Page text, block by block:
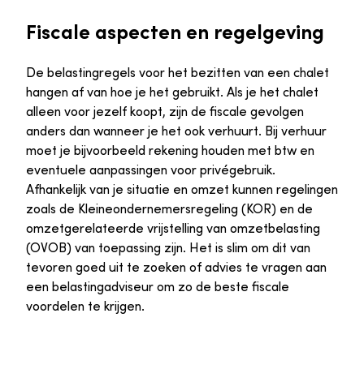
Fiscale aspecten en regelgeving
De belastingregels voor het bezitten van een chalet
hangen af van hoe je het gebruikt. Als je het chalet
alleen voor jezelf koopt, zijn de fiscale gevolgen
anders dan wanneer je het ook verhuurt. Bij verhuur
moet je bijvoorbeeld rekening houden met btw en
eventuele aanpassingen voor privégebruik.
Afhankelijk van je situatie en omzet kunnen regelingen
zoals de Kleineondernemersregeling (KOR) en de
omzetgerelateerde vrijstelling van omzetbelasting
(OVOB) van toepassing zijn. Het is slim om dit van
tevoren goed uit te zoeken of advies te vragen aan
een belastingadviseur om zo de beste fiscale
voordelen te krijgen.